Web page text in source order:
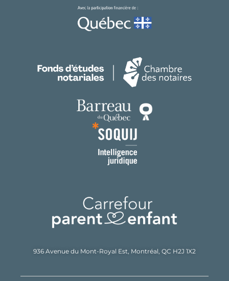
936 Avenue du Mont-Royal Est, Montréal, QC H2J 1X2